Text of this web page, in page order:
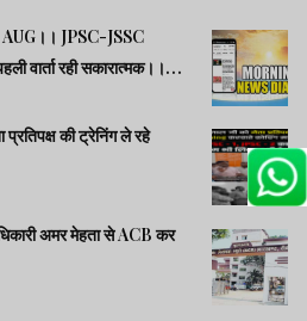
JPSC-JSSC
वार्ता रही सकारात्मक।।
पुलिस फिसड्डी।।संसद में
समेत कई खबरें व वीडियो.
की ट्रेनिंग ले रहे
अमर मेहता से ACB कर